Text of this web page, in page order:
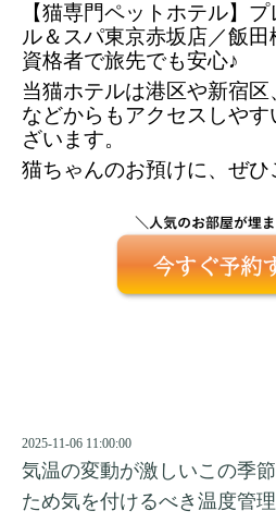
【猫専門ペットホテル】
ル＆スパ東京赤坂店／飯
資格者で旅先でも安心♪
当猫ホテルは港区や新宿
などからもアクセスしや
ざいます。
猫ちゃんのお預けに、ぜ
2025-11-06 11:00:00
気温の変動が激しいこの季
ため気を付けるべき温度管